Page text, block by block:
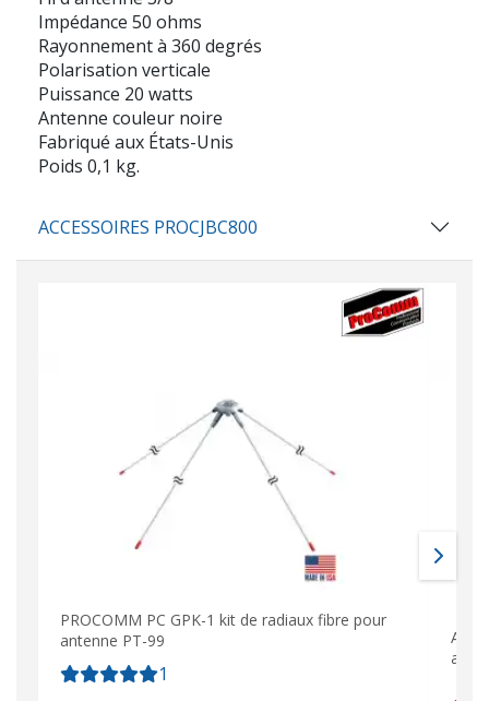
Impédance 50 ohms
Rayonnement à 360 degrés
Polarisation verticale
Puissance 20 watts
Antenne couleur noire
Fabriqué aux États-Unis
Poids 0,1 kg.
ACCESSOIRES PROCJBC800
PROCOMM PC GPK-1 kit de radiaux fibre pour
antenne PT-99
1